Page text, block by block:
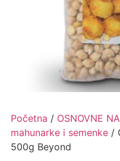
Početna / OSNOVNE
mahunarke i semenke/
500g Beyond